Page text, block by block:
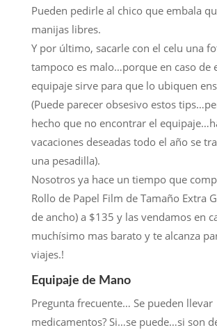
Pueden pedirle al chico que embala
manijas libres.
Y por último, sacarle con el celu una
tampoco es malo…porque en caso de
equipaje sirve para que lo ubiquen
(Puede parecer obsesivo estos
hecho que no encontrar el
vacaciones deseadas todo el año se
una pesadilla).
Nosotros ya hace un tiempo que
Rollo de Papel Film de Tamaño Extra
de ancho) a $135 y las vendamos en
muchísimo mas barato y te alcanza
viajes.!
Equipaje de Mano
Pregunta frecuente… Se pueden llevar
medicamentos? Si…se puede…si son